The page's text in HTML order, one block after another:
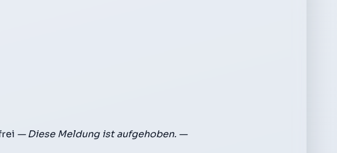
— Diese Meldung ist aufgehoben. —